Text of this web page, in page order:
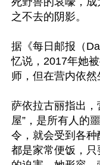
之不去的阴影。
据《每日邮报（
忆说，2017年她
师，但在营内依然
萨依拉古丽指出
屋”，是所有人的
令，就会受到各
都是家常便饭，